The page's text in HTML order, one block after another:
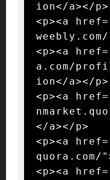
ion</a></p>
<p><a
<p><a
a.com/
ion</a></p>
<p><a
</a></p>
<p><a
quora.com/
<p><a